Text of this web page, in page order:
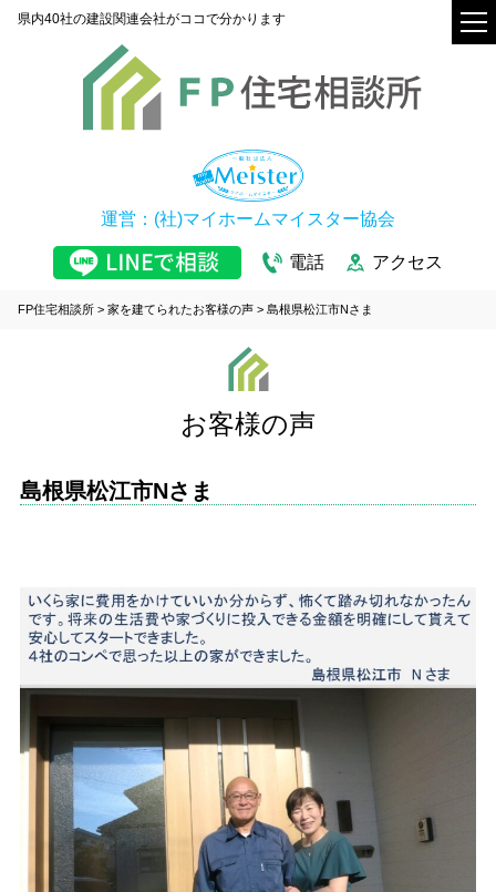
県内40社の建設関連会社がココで分かります
運営：(社)マイホームマイスター協会
電話 アクセス
FP住宅相談所 > 家を建てられたお客様の声 > 島根県松江市Nさま
お客様の声
島根県松江市Nさま